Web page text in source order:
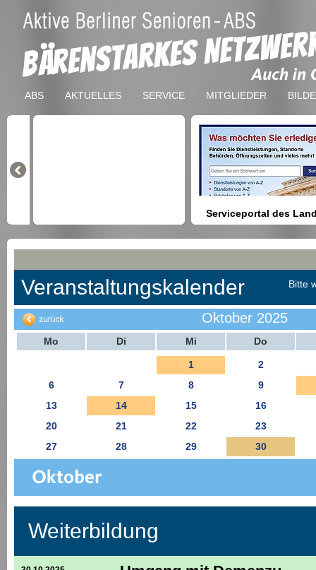
ABS AKTUELLES SERVICE MITGLIEDER
Serviceportal des
Berlin
Anmeldung bei Ämtern usw.
Veranstaltungskalender Bitte
Oktober 2025
Mo Di Mi Do
1
2
6
7 8
9
13
14 15
16
20
21 22
23
27
28 29 30
Weiterbildung